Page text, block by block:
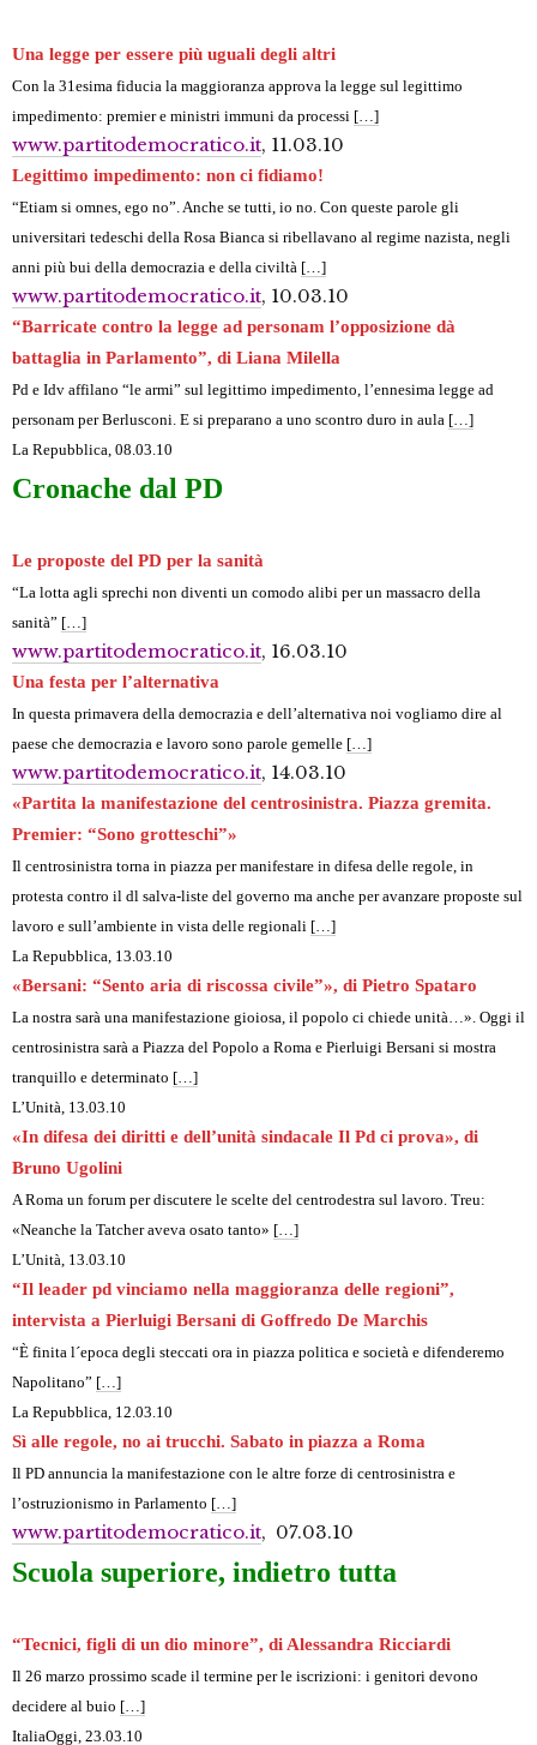
Una legge per essere più uguali degli altri
Con la 31esima fiducia la maggioranza approva la legge sul legittimo
impedimento: premier e ministri immuni da processi […]
www.partitodemocratico.it, 11.03.10
Legittimo impedimento: non ci fidiamo!
“Etiam si omnes, ego no”. Anche se tutti, io no. Con queste parole gli
universitari tedeschi della Rosa Bianca si ribellavano al regime nazista, negli
anni più bui della democrazia e della civiltà […]
www.partitodemocratico.it, 10.03.10
“Barricate contro la legge ad personam l’opposizione dà
battaglia in Parlamento”, di Liana Milella
Pd e Idv affilano “le armi” sul legittimo impedimento, l’ennesima legge ad
personam per Berlusconi. E si preparano a uno scontro duro in aula […]
La Repubblica, 08.03.10
Cronache dal PD
Le proposte del PD per la sanità
“La lotta agli sprechi non diventi un comodo alibi per un massacro della
sanità” […]
www.partitodemocratico.it, 16.03.10
Una festa per l’alternativa
In questa primavera della democrazia e dell’alternativa noi vogliamo dire al
paese che democrazia e lavoro sono parole gemelle […]
www.partitodemocratico.it, 14.03.10
«Partita la manifestazione del centrosinistra. Piazza gremita.
Premier: “Sono grotteschi”»
Il centrosinistra torna in piazza per manifestare in difesa delle regole, in
protesta contro il dl salva-liste del governo ma anche per avanzare proposte sul
lavoro e sull’ambiente in vista delle regionali […]
La Repubblica, 13.03.10
«Bersani: “Sento aria di riscossa civile”», di Pietro Spataro
La nostra sarà una manifestazione gioiosa, il popolo ci chiede unità…». Oggi il
centrosinistra sarà a Piazza del Popolo a Roma e Pierluigi Bersani si mostra
tranquillo e determinato […]
L’Unità, 13.03.10
«In difesa dei diritti e dell’unità sindacale Il Pd ci prova», di
Bruno Ugolini
A Roma un forum per discutere le scelte del centrodestra sul lavoro. Treu:
«Neanche la Tatcher aveva osato tanto» […]
L’Unità, 13.03.10
“Il leader pd vinciamo nella maggioranza delle regioni”,
intervista a Pierluigi Bersani di Goffredo De Marchis
“È finita l´epoca degli steccati ora in piazza politica e società e difenderemo
Napolitano” […]
La Repubblica, 12.03.10
Sì alle regole, no ai trucchi. Sabato in piazza a Roma
Il PD annuncia la manifestazione con le altre forze di centrosinistra e
l’ostruzionismo in Parlamento […]
www.partitodemocratico.it, 07.03.10
Scuola superiore, indietro tutta
“Tecnici, figli di un dio minore”, di Alessandra Ricciardi
Il 26 marzo prossimo scade il termine per le iscrizioni: i genitori devono
decidere al buio […]
ItaliaOggi, 23.03.10